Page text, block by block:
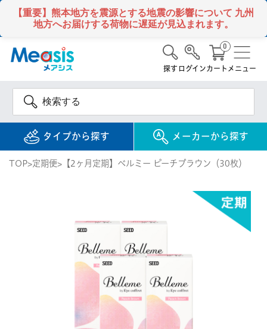
【重要】熊本地方を震源とする地震の影響について 九州
地方へお届けする荷物に遅延が見込まれます。
タイプから探す メーカーから探す
探す ログインカート
0
メニュー
1MONTH / 1ヶ月 使い捨て
乱視用コンタクトレンズ
遠近両用コンタクトレンズ
メアシス
ジョンソン&ジョンソ
クーパービジョン ボシュロム
検 索
INFORMATION
MYコンタクト（らくらく再購入）
TOP 定期便 【2ヶ月定期】ベルミー ピーチブラウン（30枚）